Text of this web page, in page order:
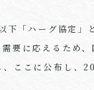
下「ハーグ協定」
要に応えるため
ここに公布し、